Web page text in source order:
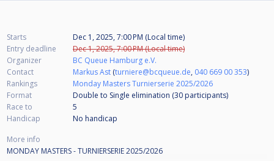
Starts
Dec 1, 2025, 7:00 PM (Local time)
Entry deadline
Dec 1, 2025, 7:00 PM (Local time)
Organizer
BC Queue Hamburg e.V.
Contact
Markus Ast (turniere@bcqueue.de, 040 669 00 353)
Rankings
Monday Masters Turnierserie 2025/2026
Format
Double to Single elimination (30 participants)
Race to
5
Handicap
No handicap
More info
MONDAY MASTERS - TURNIERSERIE 2025/2026